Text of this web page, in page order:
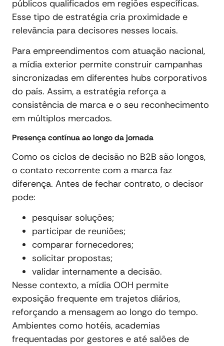
públicos qualificados em regiões específicas.
Esse tipo de estratégia cria proximidade e
relevância para decisores nesses locais.
Para empreendimentos com atuação nacional,
a mídia exterior permite construir campanhas
sincronizadas em diferentes hubs corporativos
do país. Assim, a estratégia reforça a
consistência de marca e o seu reconhecimento
em múltiplos mercados.
Presença contínua ao longo da jornada
Como os ciclos de decisão no B2B são longos,
o contato recorrente com a marca faz
diferença. Antes de fechar contrato, o decisor
pode:
pesquisar soluções;
participar de reuniões;
comparar fornecedores;
solicitar propostas;
validar internamente a decisão.
Nesse contexto, a mídia OOH permite
exposição frequente em trajetos diários,
reforçando a mensagem ao longo do tempo.
Ambientes como hotéis, academias
frequentadas por gestores e até salões de